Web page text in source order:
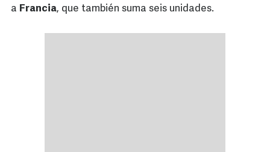
a Francia, que también suma seis unidades.